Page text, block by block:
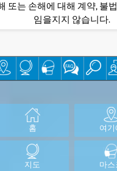
또는 손해에 대해 계약, 불
임을지지 않습니다.
홈 여기
지도 마스